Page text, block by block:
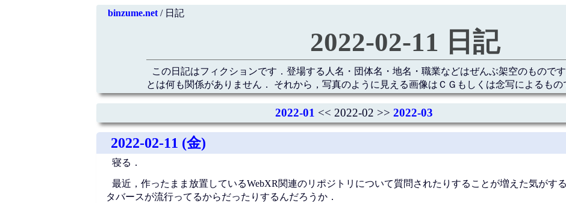
binzume.net/ 日記
2022-02-11 日記
この日記はフィクションです．登場する人名・団体名・地名・職業などはぜんぶ架空のもので
とは何も関係がありません． それから，写真のように見える画像はＣＧもしくは念写によるもの
2022-01 << 2022-02 >> 2022-03
2022-02-11 (金)
寝る．
最近，作ったまま放置しているWebXR関連のリポジトリについて質問されたりすることが増えた気がす
タバースが流行ってるからだったりするんだろうか．